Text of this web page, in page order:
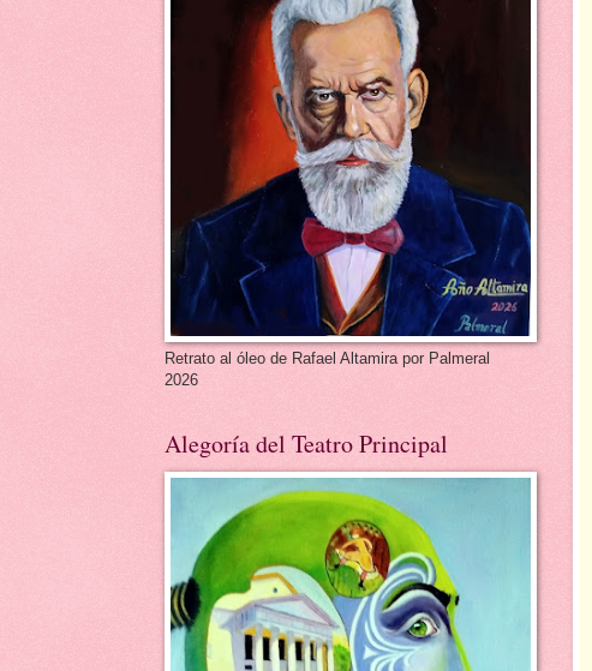
Retrato al óleo de Rafael Altamira por Palmeral
2026
Alegoría del Teatro Principal